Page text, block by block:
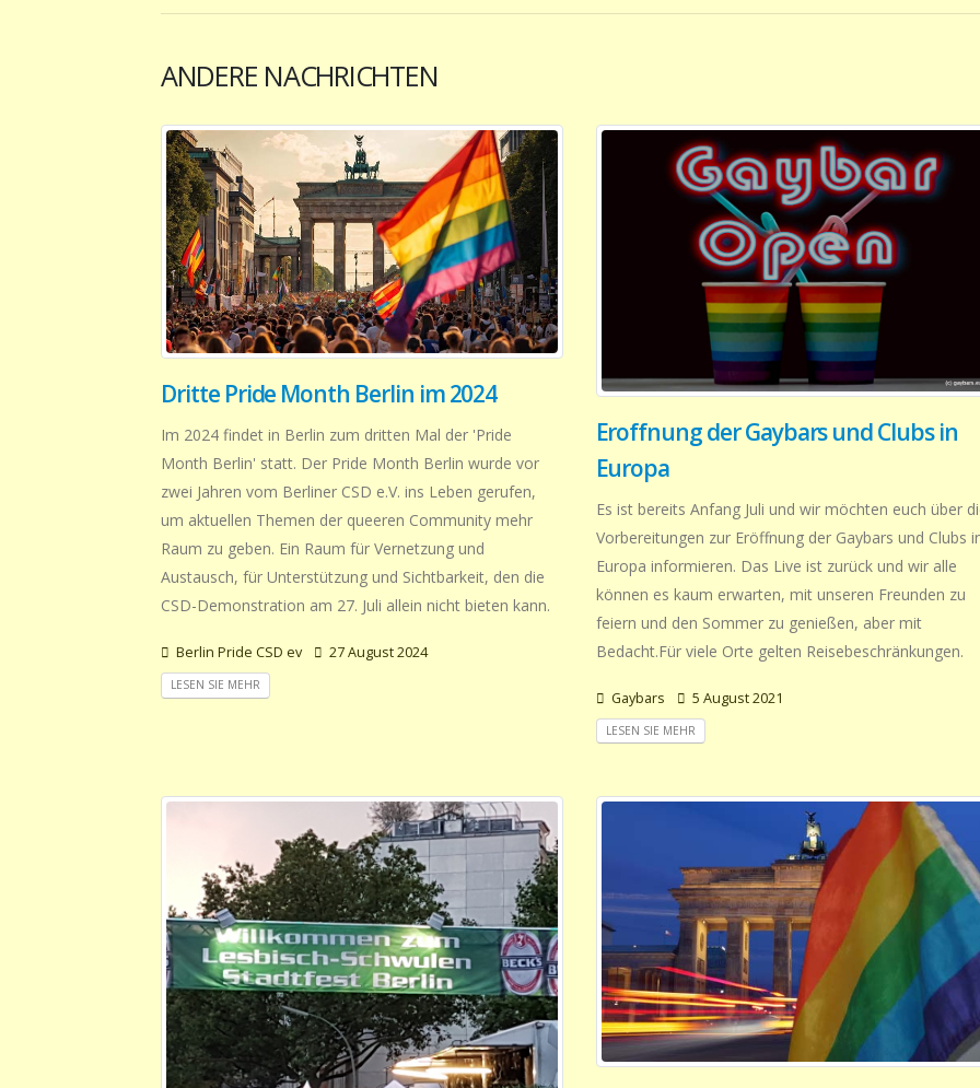
ANDERE NACHRICHTEN
Dritte Pride Month Berlin im 2024
Im 2024 findet in Berlin zum dritten Mal der 'Pride
Month Berlin' statt. Der Pride Month Berlin wurde vor
zwei Jahren vom Berliner CSD e.V. ins Leben gerufen,
um aktuellen Themen der queeren Community mehr
Raum zu geben. Ein Raum für Vernetzung und
Austausch, für Unterstützung und Sichtbarkeit, den die
CSD-Demonstration am 27. Juli allein nicht bieten kann.
Berlin Pride CSD ev 27 August 2024
LESEN SIE MEHR
Eroffnung der Gaybars und Clubs in
Europa
Es ist bereits Anfang Juli und wir möchten euch über
Vorbereitungen zur Eröffnung der Gaybars und Clubs
Europa informieren. Das Live ist zurück und wir alle
können es kaum erwarten, mit unseren Freunden zu
feiern und den Sommer zu genießen, aber mit
Bedacht.Für viele Orte gelten Reisebeschränkungen.
Gaybars 5 August 2021
LESEN SIE MEHR